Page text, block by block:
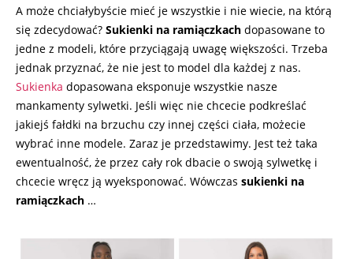
A może chciałybyście mieć je wszystkie i nie wiecie, na którą
się zdecydować? Sukienki na ramiączkach dopasowane to
jedne z modeli, które przyciągają uwagę większości. Trzeba
jednak przyznać, że nie jest to model dla każdej z nas.
Sukienka dopasowana eksponuje wszystkie nasze
mankamenty sylwetki. Jeśli więc nie chcecie podkreślać
jakiejś fałdki na brzuchu czy innej części ciała, możecie
wybrać inne modele. Zaraz je przedstawimy. Jest też taka
ewentualność, że przez cały rok dbacie o swoją sylwetkę i
chcecie wręcz ją wyeksponować. Wówczas sukienki na
ramiączkach …